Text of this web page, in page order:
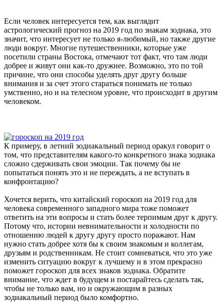
Если человек интересуется тем, как выглядит
астрологический прогноз на 2019 год по знакам зодиака, это
значит, что интересует не только я-любимый, но также другие
люди вокруг. Многие путешественники, которые уже
посетили страны Востока, отмечают тот факт, что там люди
добрее и живут они как-то дружнее. Возможно, это по той
причине, что они способы уделять друг другу больше
внимания и за счет этого стараться понимать не только
умственно, но и на телесном уровне, что происходит в другим
человеком.
К примеру, в летний зодиакальный период оракул говорит о
том, что представителям какого-то конкретного знака зодиака
сложно сдерживать свои эмоции. Так почему бы не
попытаться понять это и не переждать, а не вступать в
конфронтацию?
Хочется верить, что китайский гороскоп на 2019 год для
человека современного западного мира тоже поможет
ответить на эти вопросы и стать более терпимым друг к другу.
Потому что, истории невнимательности и холодности по
отношению людей к другу другу просто поражают. Нам
нужно стать добрее хотя бы к своим знакомым и коллегам,
друзьям и родственникам. Не стоит сомневаться, что это уже
изменить ситуацию вокруг к лучшему и в этом прекрасно
поможет гороскоп для всех знаков зодиака. Обратите
внимание, что ждет в будущем и постарайтесь сделать так,
чтобы не только вам, но и окружающим в разных
зодиакальный период было комфортно.